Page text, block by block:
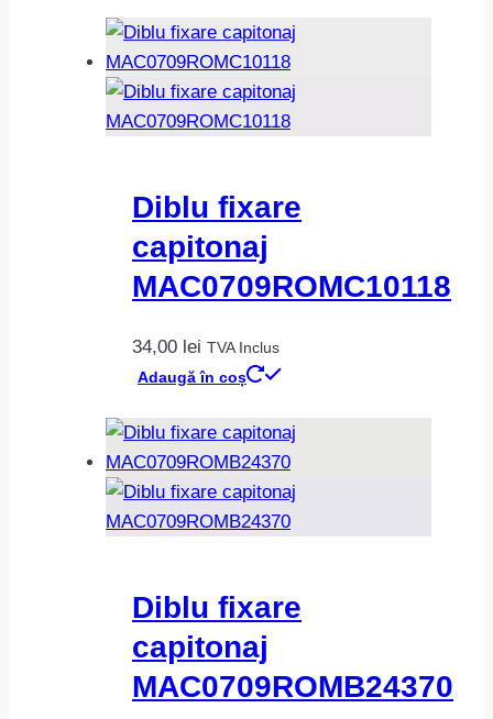
Diblu fixare
capitonaj
MAC0709ROMC10118
34,00 lei TVA Inclus
Adaugă în coș
Diblu fixare
capitonaj
MAC0709ROMB24370